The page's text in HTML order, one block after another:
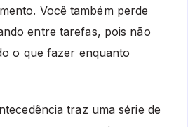
Você também perde
entre tarefas, pois não
o que fazer enquanto
traz uma série de